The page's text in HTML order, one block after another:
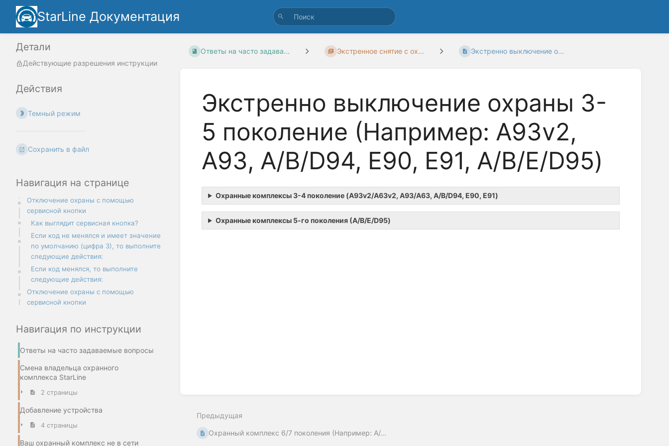
StarLine Документация
Детали
Действующие разрешения инструкции
Действия
Темный режим
Сохранить в файл
Навигация на странице
Отключение охраны с помощью
сервисной кнопки
Как выглядит сервисная кнопка?
Если код не менялся и имеет значение
по умолчанию (цифра 3), то выполните
следующие действия:
Если код менялся, то выполните
следующие действия:
Отключение охраны с помощью
сервисной кнопки
Навигация по инструкции
Ответы на часто задаваемые вопросы
Смена владельца охранного
комплекса StarLine
2 страницы
Добавление устройства
4 страницы
Ваш охранный комплекс не в сети
Ответы на часто задава... Экстренное снятие с ох... Экстренно выключение о...
Экстренно выключение охраны 3-
5 поколение (Например: A93v2,
A93, A/B/D94, E90, E91, А/B/E/D95)
Охранные комплексы 3-4 поколение (A93v2/A63v2, A93/A63, A/B/D94, E90, E91)
Охранные комплексы 5-го поколения (А/B/E/D95)
Предыдущая
Охранный комплекс 6/7 поколения (Например: A/...